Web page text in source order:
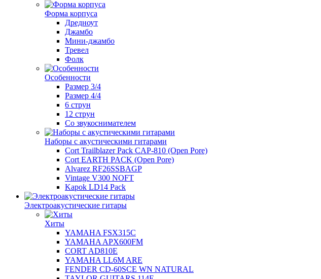
Форма корпуса
Дредноут
Джамбо
Мини-джамбо
Тревел
Фолк
Особенности
Размер 3/4
Размер 4/4
6 струн
12 струн
Со звукоснимателем
Наборы с акустическими гитарами
Cort Trailblazer Pack CAP-810 (Open Pore)
Cort EARTH PACK (Open Pore)
Alvarez RF26SSBAGP
Vintage V300 NOFT
Kapok LD14 Pack
Электроакустические гитары
Хиты
YAMAHA FSX315C
YAMAHA APX600FM
CORT AD810E
YAMAHA LL6M ARE
FENDER CD-60SCE WN NATURAL